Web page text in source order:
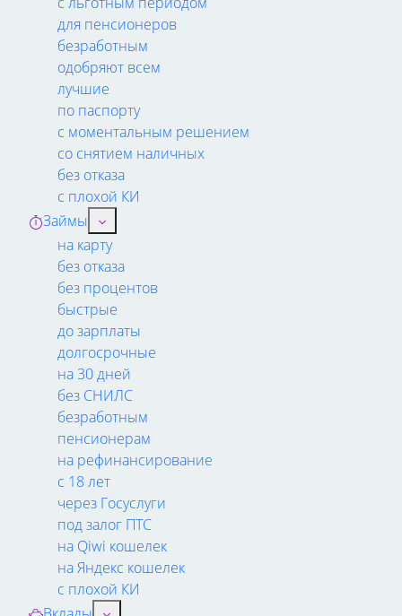
для пенсионеров
безработным
одобряют всем
лучшие
по паспорту
с моментальным решением
со снятием наличных
без отказа
с плохой КИ
Займы
на карту
без отказа
без процентов
быстрые
до зарплаты
долгосрочные
на 30 дней
без СНИЛС
безработным
пенсионерам
на рефинансирование
с 18 лет
через Госуслуги
под залог ПТС
на Qiwi кошелек
на Яндекс кошелек
с плохой КИ